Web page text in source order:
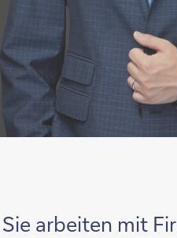
Sie arbeiten mit